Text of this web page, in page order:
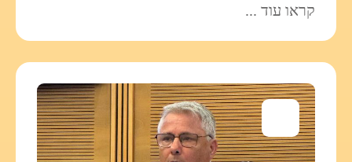
קראו עוד ...